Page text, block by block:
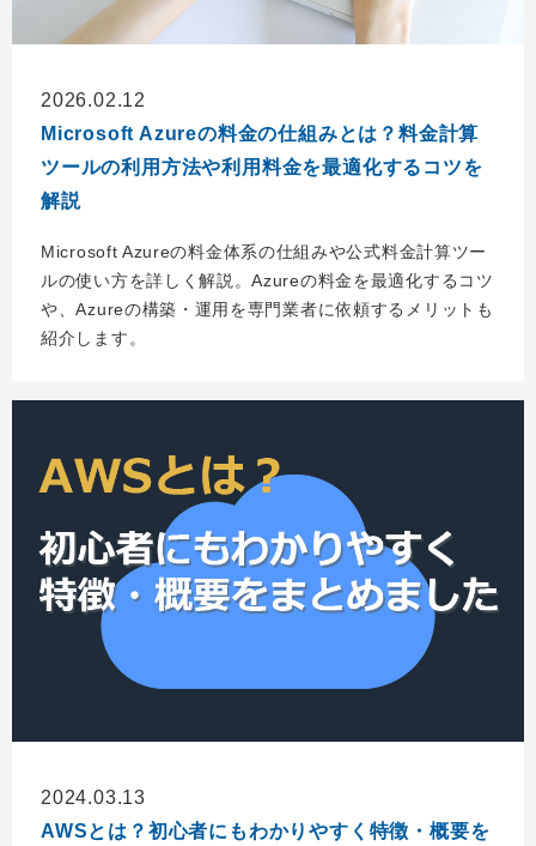
2026.02.12
Microsoft Azureの料金の仕組みとは？料金計算
ツールの利用方法や利用料金を最適化するコツを
解説
Microsoft Azureの料金体系の仕組みや公式料金計算ツー
ルの使い方を詳しく解説。Azureの料金を最適化するコツ
や、Azureの構築・運用を専門業者に依頼するメリットも
紹介します。
2024.03.13
AWSとは？初心者にもわかりやすく特徴・概要を